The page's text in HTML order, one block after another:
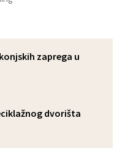
zaprega u
dvorišta